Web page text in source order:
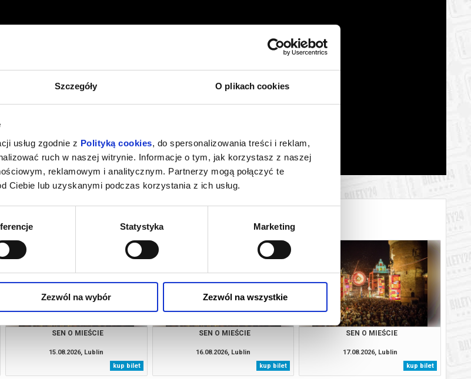
Szczegóły O plikach cookies
usług zgodnie z Polityką cookies, do spersonalizowania treści i reklam,
ruch w naszej witrynie. Informacje o tym, jak korzystasz z naszej
reklamowym i analitycznym. Partnerzy mogą połączyć te
Ciebie lub uzyskanymi podczas korzystania z ich usług.
Statystyka Marketing
Zezwól na wybór Zezwól na wszystkie
SEN O MIEŚCIE
15.08.2026, Lublin
kup bilet
SEN O MIEŚCIE
16.08.2026, Lublin
kup bilet
SEN O MIEŚCIE
17.08.2026, Lublin
kup bilet